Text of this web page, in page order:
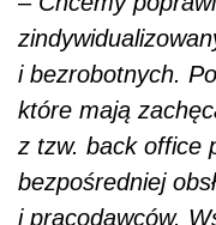
i bezrobotnych.
które mają
z tzw. back office
bezpośredniej
i pracodawców.